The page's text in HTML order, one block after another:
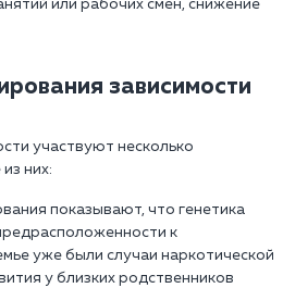
или рабочих смен, снижение
зависимости
участвуют несколько
них:
показывают, что генетика
к
уже были случаи наркотической
у близких родственников